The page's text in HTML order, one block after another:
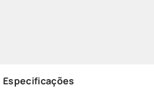
Especificações